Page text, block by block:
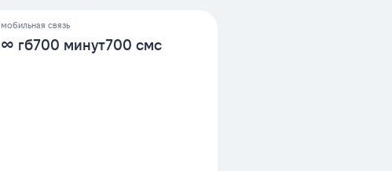
мобильная связь
∞ гб700 минут700 смс